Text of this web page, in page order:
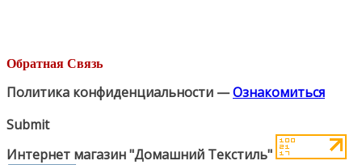
Обратная Связь
Политика конфиденциальности —Ознакомиться
Submit
Интернет магазин "Домашний Текстиль"